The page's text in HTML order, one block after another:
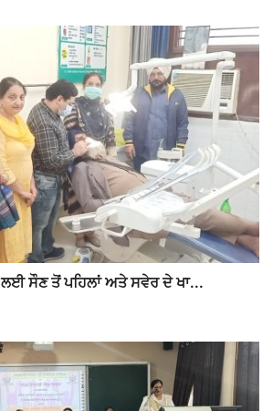
ਸੌਣ ਤੋਂ ਪਹਿਲਾਂ ਅਤੇ ਸਵੇਰ ਦੇ ਖਾ...